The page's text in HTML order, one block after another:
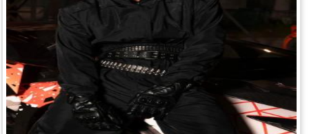
Ngày 13-5 năm 1981: Giáo hoàng John Paul II đã bị bắn và bị
thương bởi Mehmet Ali Agca khi ông lái xe qua một đám đông
ở Quảng trường Thánh Peter, Rome.